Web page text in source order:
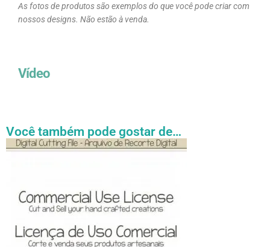
As fotos de produtos são exemplos do que você pode criar com
nossos designs. Não estão à venda.
Vídeo
Você também pode gostar de…
Faixa
de
R$ 54.89
Este
variantes.
As
podem